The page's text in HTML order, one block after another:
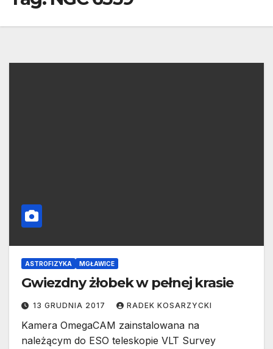
ASTROFIZYKA MGŁAWICE
Gwiezdny żłobek w pełnej krasie
13 GRUDNIA 2017 RADEK KOSARZYCKI
Kamera OmegaCAM zainstalowana na
należącym do ESO teleskopie VLT Survey